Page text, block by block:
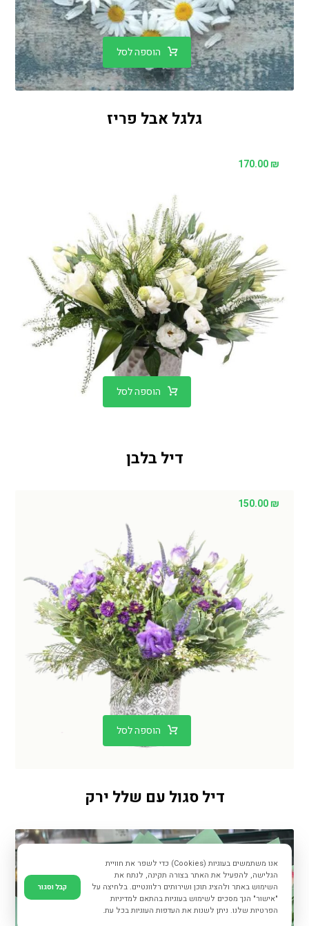
גלגל אבל פריז
הוספה לסל
דיל בלבן
170.00₪
הוספה לסל
דיל סגול עם שלל ירק
150.00₪
הוספה לסל
אנו משתמשים בעוגיות (Cookies) כדי לשפר את חוויית
הגלישה, להפעיל את האתר בצורה תקינה, לנתח את
השימוש באתר ולהציג תוכן ושירותים רלוונטיים. בלחיצה על
"אישור" הנך מסכים לשימוש בעוגיות בהתאם למדיניות
הפרטיות שלנו. ניתן לשנות את העדפות העוגיות בכל עת.
קבל וסגור